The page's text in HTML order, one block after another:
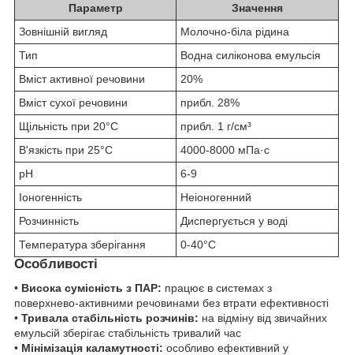
Параметр
Значення
Зовнішній вигляд
Молочно-біла рідина
Тип
Водна силіконова емульсія
Вміст активної речовини
20%
Вміст сухої речовини
прибл. 28%
Щільність при 20°C
прибл. 1 г/см³
В'язкість при 25°C
4000-8000 мПа·с
pH
6-9
Іоногенність
Неіоногенний
Розчинність
Диспергується у воді
Температура зберігання
0-40°C
Особливості
• Висока сумісність з ПАР: працює в системах з
поверхнево-активними речовинами без втрати ефективності
• Тривала стабільність розчинів: на відміну від звичайних
емульсій зберігає стабільність тривалий час
• Мінімізація каламутності: особливо ефективний у